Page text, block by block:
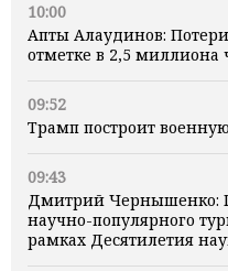
10:00
Апты Алаудинов:
отметке в 2,5 миллиона
09:52
Трамп построит военную
09:43
Дмитрий Чернышенко:
научно-популярного
рамках Десятилетия